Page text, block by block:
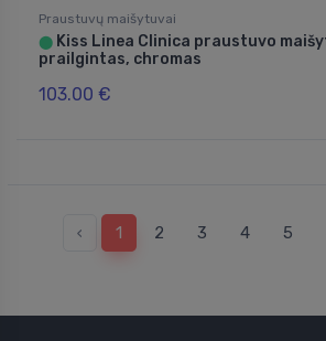
Praustuvų maišytuvai
⬤ Kiss Linea Clinica praustuvo
prailgintas, chromas
103.00 €
‹ 1 2 3 4 5